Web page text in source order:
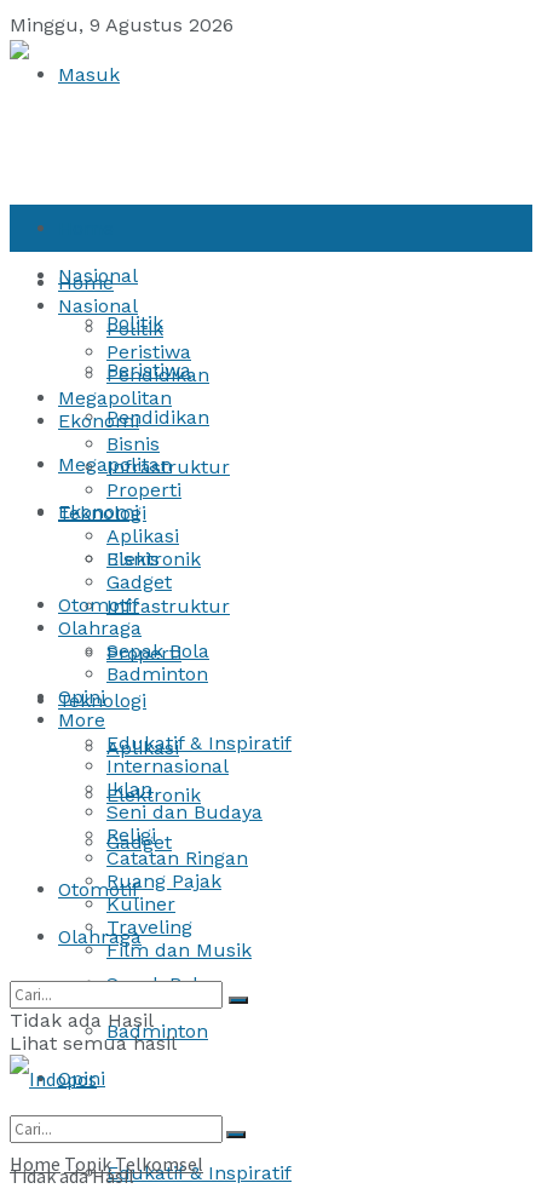
Minggu, 9 Agustus 2026
Masuk
Nasional
Politik
Peristiwa
Pendidikan
Megapolitan
Ekonomi
Bisnis
Infrastruktur
Properti
Teknologi
Aplikasi
Elektronik
Gadget
Otomotif
Olahraga
Sepak Bola
Badminton
Opini
Edukatif & Inspiratif
Home
Nasional
Politik
Peristiwa
Pendidikan
Megapolitan
Ekonomi
Bisnis
Infrastruktur
Properti
Teknologi
Aplikasi
Elektronik
Gadget
Otomotif
Olahraga
Sepak Bola
Badminton
Opini
More
Edukatif & Inspiratif
Internasional
Iklan
Seni dan Budaya
Religi
Catatan Ringan
Ruang Pajak
Kuliner
Traveling
Film dan Musik
Tidak ada Hasil
Lihat semua hasil
Tidak ada Hasil
Home TopikTelkomsel